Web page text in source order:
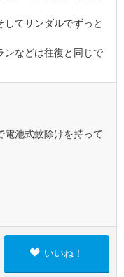
してサンダルでずっと
ンなどは往復と同じで
電池式蚊除けを持って
いいね！